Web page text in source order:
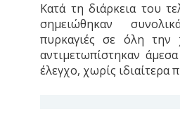
Κατά τη διάρκεια του
σημειώθηκαν
πυρκαγιές σε όλη την
αντιμετωπίστηκαν
έλεγχο, χωρίς ιδιαίτερα